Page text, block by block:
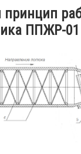
принцип
ППЖР-01